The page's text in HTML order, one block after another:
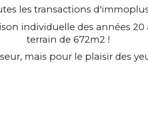
les transactions
individuelle des années
terrain de 672m2 !
mais pour le plaisir des